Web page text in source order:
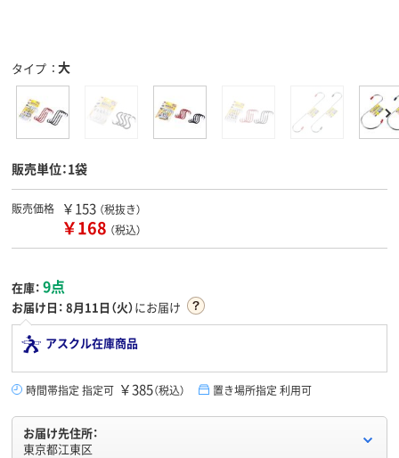
タイプ 大
販売単位：1袋
販売価格 ￥153 （税抜き）
￥168 （税込）
在庫： 9点
お届け日： 8月11日（火）にお届け
アスクル在庫商品
時間帯指定 指定可 ￥385（税込） 置き場所指定 利用可
お届け先住所：
東京都江東区